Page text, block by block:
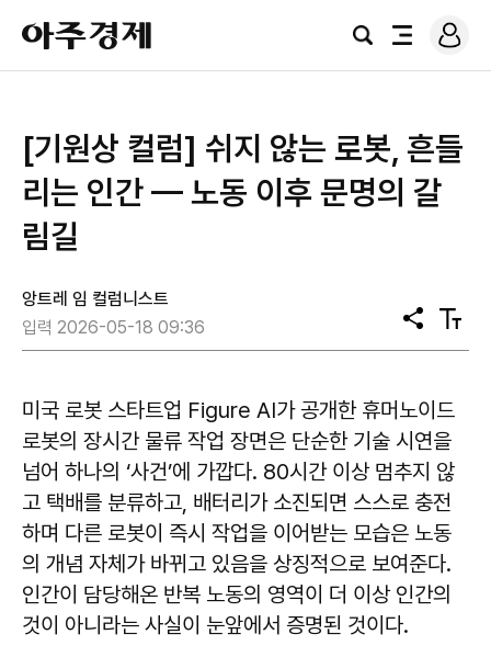
아
주
경
검
전
로
그
[기원상 컬럼] 쉬지 않는 로봇, 흔들
리는 인간 — 노동 이후 문명의 갈
림길
앙트레 임 컬럼니스트
입력 2026-05-18 09:36
공
유
텍
스
기
미국 로봇 스타트업 Figure AI가 공개한 휴머노이드
로봇의 장시간 물류 작업 장면은 단순한 기술 시연을
넘어 하나의 ‘사건’에 가깝다. 80시간 이상 멈추지 않
고 택배를 분류하고, 배터리가 소진되면 스스로 충전
하며 다른 로봇이 즉시 작업을 이어받는 모습은 노동
의 개념 자체가 바뀌고 있음을 상징적으로 보여준다.
인간이 담당해온 반복 노동의 영역이 더 이상 인간의
것이 아니라는 사실이 눈앞에서 증명된 것이다.